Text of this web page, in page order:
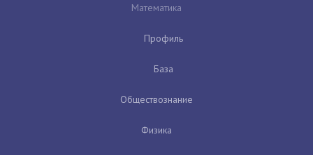
Математика
Профиль
База
Обществознание
Физика